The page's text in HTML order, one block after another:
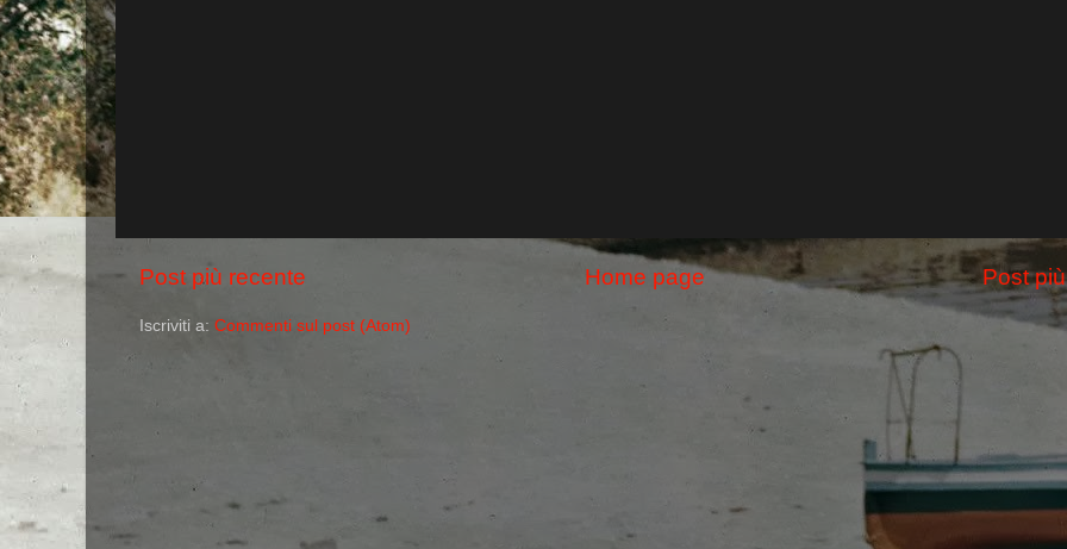
Post più recente Post
Home page
Iscriviti a: Commenti sul post (Atom)